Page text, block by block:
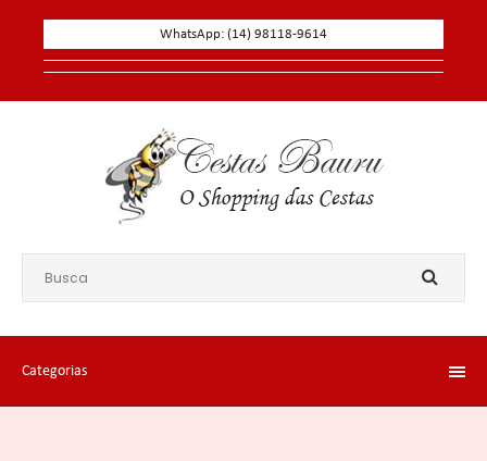
WhatsApp: (14) 98118-9614
Categorias